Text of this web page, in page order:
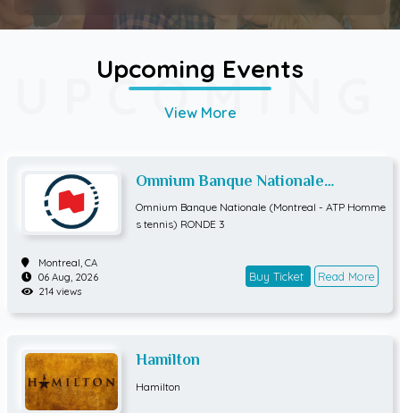
UPCOMING
Upcoming Events
View More
Omnium Banque Nationale
(Montreal - ATP Hommes tennis)
RONDE 3
Omnium Banque Nationale (Montreal - ATP Homme
s tennis) RONDE 3
Montreal, CA
06 Aug, 2026
214 views
Buy Ticket Read More
Hamilton
Hamilton